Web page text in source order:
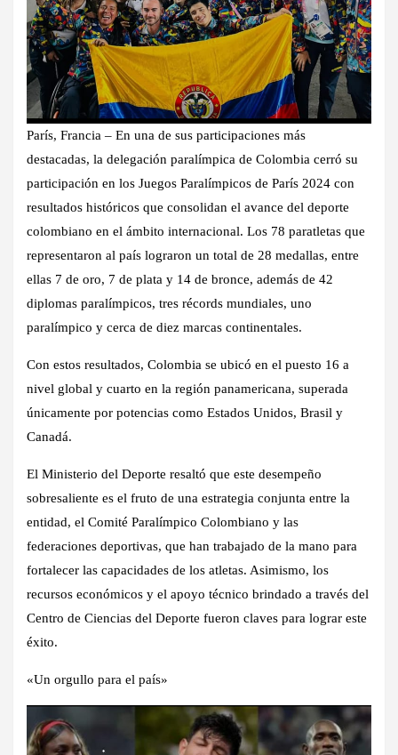
París, Francia – En una de sus participaciones más
destacadas, la delegación paralímpica de Colombia cerró su
participación en los Juegos Paralímpicos de París 2024 con
resultados históricos que consolidan el avance del deporte
colombiano en el ámbito internacional. Los 78 paratletas que
representaron al país lograron un total de 28 medallas, entre
ellas 7 de oro, 7 de plata y 14 de bronce, además de 42
diplomas paralímpicos, tres récords mundiales, uno
paralímpico y cerca de diez marcas continentales.
Con estos resultados, Colombia se ubicó en el puesto 16 a
nivel global y cuarto en la región panamericana, superada
únicamente por potencias como Estados Unidos, Brasil y
Canadá.
El Ministerio del Deporte resaltó que este desempeño
sobresaliente es el fruto de una estrategia conjunta entre la
entidad, el Comité Paralímpico Colombiano y las
federaciones deportivas, que han trabajado de la mano para
fortalecer las capacidades de los atletas. Asimismo, los
recursos económicos y el apoyo técnico brindado a través del
Centro de Ciencias del Deporte fueron claves para lograr este
éxito.
«Un orgullo para el país»